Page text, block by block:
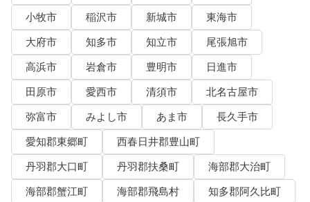
小牧市
稲沢市 新城市
東海市
大府市
知多市 知立市
尾張旭市
高浜市
岩倉市 豊明市
日進市
田原市
愛西市 清須市
北名古屋市
弥富市
みよし市 あま市
長久手市
愛知郡東郷町
西春日井郡豊山町
丹羽郡大口町
丹羽郡扶桑町
海部郡大治町
海部郡蟹江町
海部郡飛島村
知多郡阿久比町